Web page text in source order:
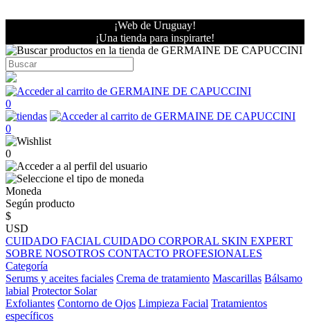
¡Web de Uruguay!
¡Una tienda para inspirarte!
0
0
0
Moneda
Según producto
$
USD
CUIDADO FACIAL CUIDADO CORPORAL SKIN EXPERT
SOBRE NOSOTROS CONTACTO PROFESIONALES
Categoría
Serums y aceites faciales Crema de tratamiento Mascarillas Bálsamo
labial Protector Solar
Exfoliantes Contorno de Ojos Limpieza Facial Tratamientos
específicos